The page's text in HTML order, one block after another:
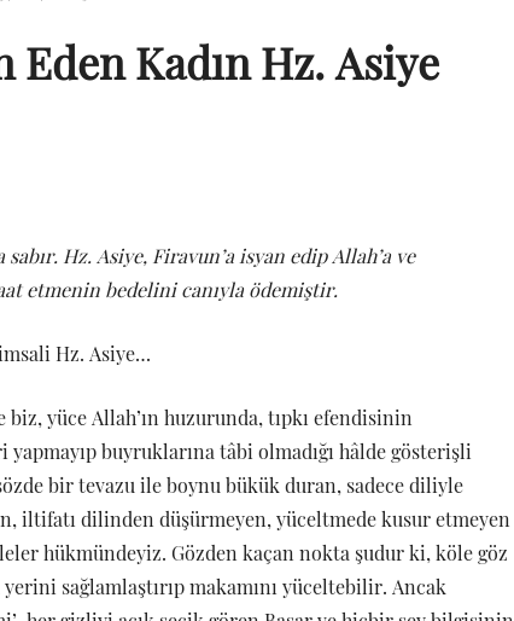
Kadın Hz. Asiye
sabır. Hz. Asiye, Firavun’a isyan edip Allah’a ve
etmenin bedelini canıyla ödemiştir.
Hz. Asiye…
yüce Allah’ın huzurunda, tıpkı efendisinin
buyruklarına tâbi olmadığı hâlde gösterişli
bir tevazu ile boynu bükük duran, sadece diliyle
iltifatı dilinden düşürmeyen, yüceltmede kusur etmeyen
hükmündeyiz. Gözden kaçan nokta şudur ki, köle göz
sağlamlaştırıp makamını yüceltebilir. Ancak